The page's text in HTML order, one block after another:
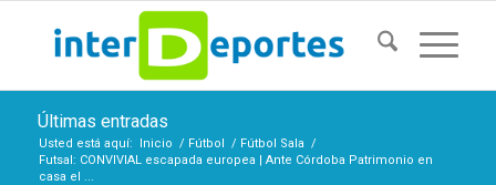
Últimas entradas
Usted está aquí: Inicio / Fútbol / Fútbol Sala /
Futsal: CONVIVIAL escapada europea | Ante Córdoba Patrimonio en
casa el ...